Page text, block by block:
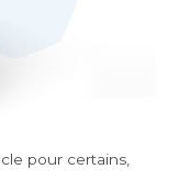
pour certains,